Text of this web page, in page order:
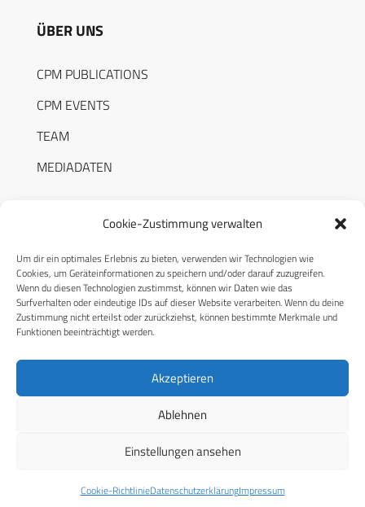
Cookie-Zustimmung verwalten
Um dir ein optimales Erlebnis zu bieten, verwenden wir Technologien wie
Cookies, um Geräteinformationen zu speichern und/oder darauf zuzugreifen.
Wenn du diesen Technologien zustimmst, können wir Daten wie das
Surfverhalten oder eindeutige IDs auf dieser Website verarbeiten. Wenn du deine
Zustimmung nicht erteilst oder zurückziehst, können bestimmte Merkmale und
Funktionen beeinträchtigt werden.
Akzeptieren
Ablehnen
Einstellungen ansehen
Cookie-RichtlinieDatenschutzerklärungImpressum
ÜBER UNS
CPM PUBLICATIONS
CPM EVENTS
TEAM
MEDIADATEN
RECHTLICHES
Datenschutzerklärung
Cookie-Richtlinie (EU)
© 2026 CPM GmbH – Alle Rechte vorbehalten